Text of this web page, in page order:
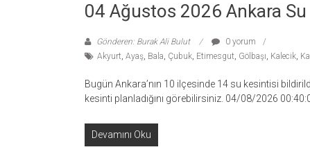
04 Ağustos 2026 Ankara
Gönderen: Burak Ali Bulut
0 yorum
Akyurt, Ayaş, Bala, Çubuk, Etimesgut, Gölbaşı, Kalecik,
Bugün Ankara’nın 10 ilçesinde 14 su kesintisi
kesinti planladığını görebilirsiniz. 04/08/2026
Devamını Oku